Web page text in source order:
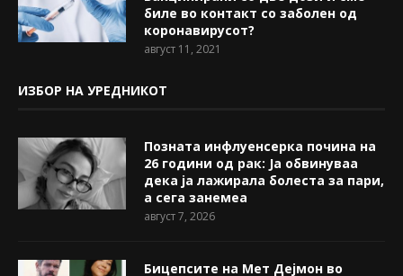
биле во контакт со заболен од
коронавирусот?
август 11, 2021
ИЗБОР НА УРЕДНИКОТ
Позната инфлуенсерка почина на
26 години од рак: Ја обвинуваа
дека ја лажирала болеста за пари,
а сега занемеа
август 7, 2026
Бицепсите на Мет Дејмон во